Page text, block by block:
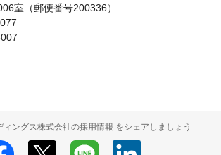
室（郵便番号200336）
ィングス株式会社の採用情報 をシェアしましょう